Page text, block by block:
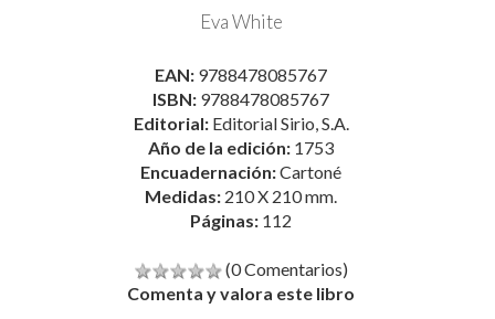
Eva White
EAN: 9788478085767
ISBN: 9788478085767
Editorial: Editorial Sirio, S.A.
Año de la edición: 1753
Encuadernación:Cartoné
Medidas: 210 X 210 mm.
Páginas: 112
(0 Comentarios)
Comenta y valora este libro